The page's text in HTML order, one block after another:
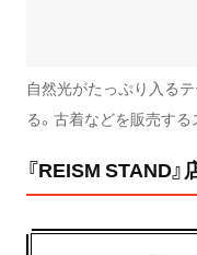
自然光がたっぷり入る
る。古着などを販売する
『REISM STAND』